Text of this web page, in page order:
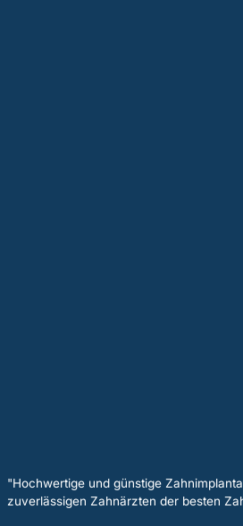
"Hochwertige und günstige
zuverlässigen Zahnärzten der besten